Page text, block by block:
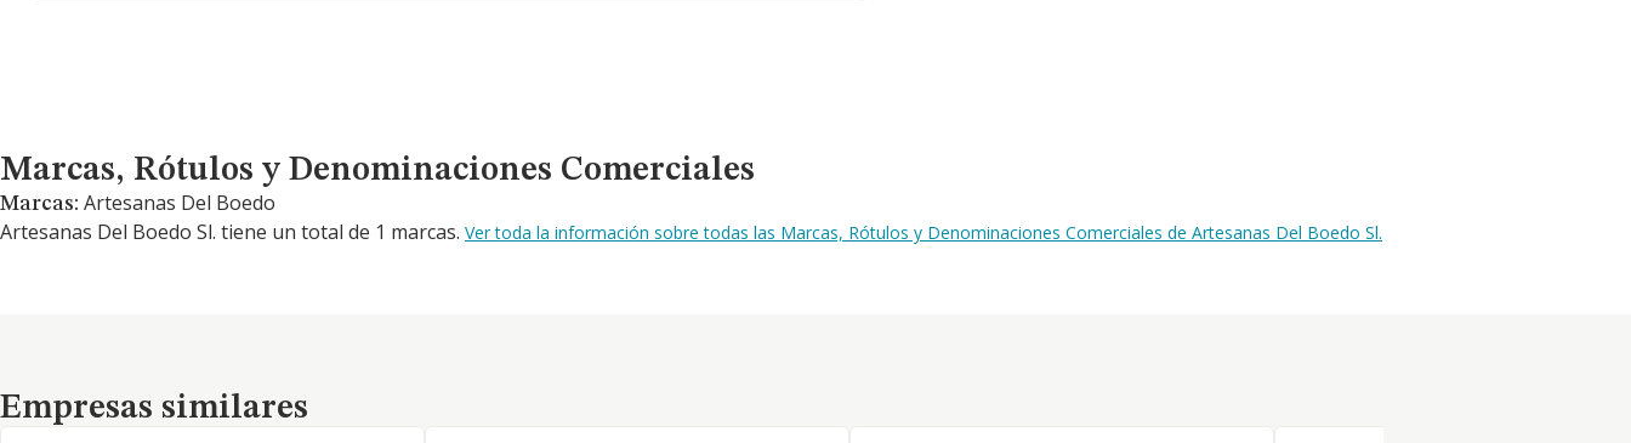
Marcas, Rótulos y Denominaciones Comerciales
Marcas, Rótulos y Denominaciones Comerciales
Marcas: Artesanas Del Boedo
Artesanas Del Boedo Sl. tiene un total de 1 marcas. Ver toda la información sobre todas las Marcas, Rótulos y Denominaciones Comerciales de Artesanas Del Boedo Sl.
Empresas similares
Empresas similares